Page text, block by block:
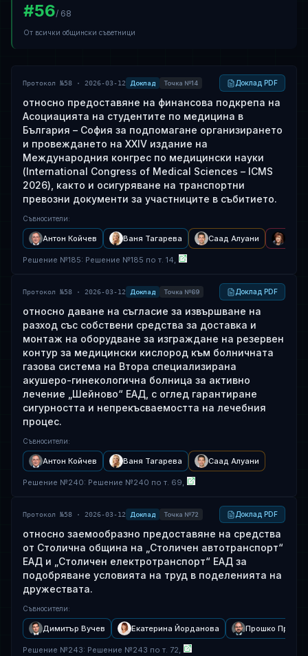
Протокол №58 · 2026-03-12 Доклад Точка №14 Доклад PDF
относно предоставяне на финансова подкрепа на
Асоциацията на студентите по медицина в
България – София за подпомагане организирането
и провеждането на XXIV издание на
Международния конгрес по медицински науки
(International Congress of Medical Sciences – ICMS
2026), както и осигуряване на транспортни
превозни документи за участниците в събитието.
Съвносители:
Антон Койчев Ваня Тагарева Саад Алуани
Решение №185: Решение №185 по т. 14,
Протокол №58 · 2026-03-12 Доклад Точка №69 Доклад PDF
относно даване на съгласие за извършване на
разход със собствени средства за доставка и
монтаж на оборудване за изграждане на резервен
контур за медицински кислород към болничната
газова система на Втора специализирана
акушеро-гинекологична болница за активно
лечение „Шейново“ ЕАД, с оглед гарантиране
сигурността и непрекъсваемостта на лечебния
процес.
Съвносители:
Антон Койчев Ваня Тагарева Саад Алуани
Решение №240: Решение №240 по т. 69,
Протокол №58 · 2026-03-12 Доклад Точка №72 Доклад PDF
относно заемообразно предоставяне на средства
от Столична община на „Столичен автотранспорт“
ЕАД и „Столичен електротранспорт“ ЕАД за
подобряване условията на труд в поделенията на
дружествата.
Съвносители:
Димитър Вучев Екатерина Йорданова Прошко
Решение №243: Решение №243 по т. 72,
#56/ 68
От всички общински съветници